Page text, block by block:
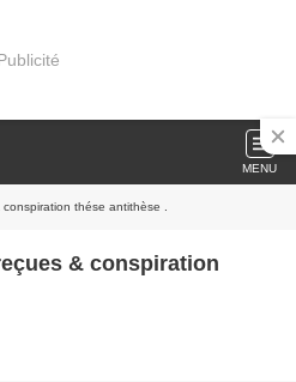
MENU
thése antithèse .
& conspiration